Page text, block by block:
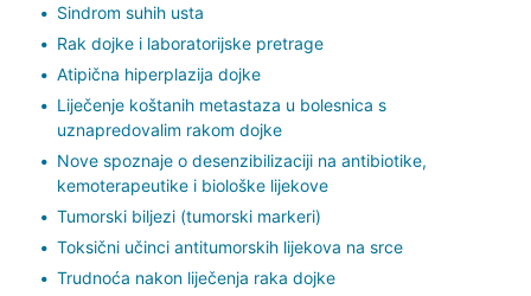
Sindrom suhih usta
Rak dojke i laboratorijske pretrage
Atipična hiperplazija dojke
Liječenje koštanih metastaza u bolesnica s
uznapredovalim rakom dojke
Nove spoznaje o desenzibilizaciji na antibiotike,
kemoterapeutike i biološke lijekove
Tumorski biljezi (tumorski markeri)
Toksični učinci antitumorskih lijekova na srce
Trudnoća nakon liječenja raka dojke